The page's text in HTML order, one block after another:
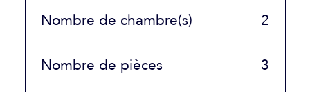
Nombre de chambre(s) 2
Nombre de pièces 3